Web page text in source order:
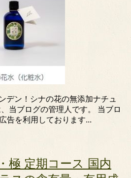
デン！シナの花の無添加ナチュ
当ブログの管理人です。 当ブロ
告を利用しております...
極 定期コース 国内